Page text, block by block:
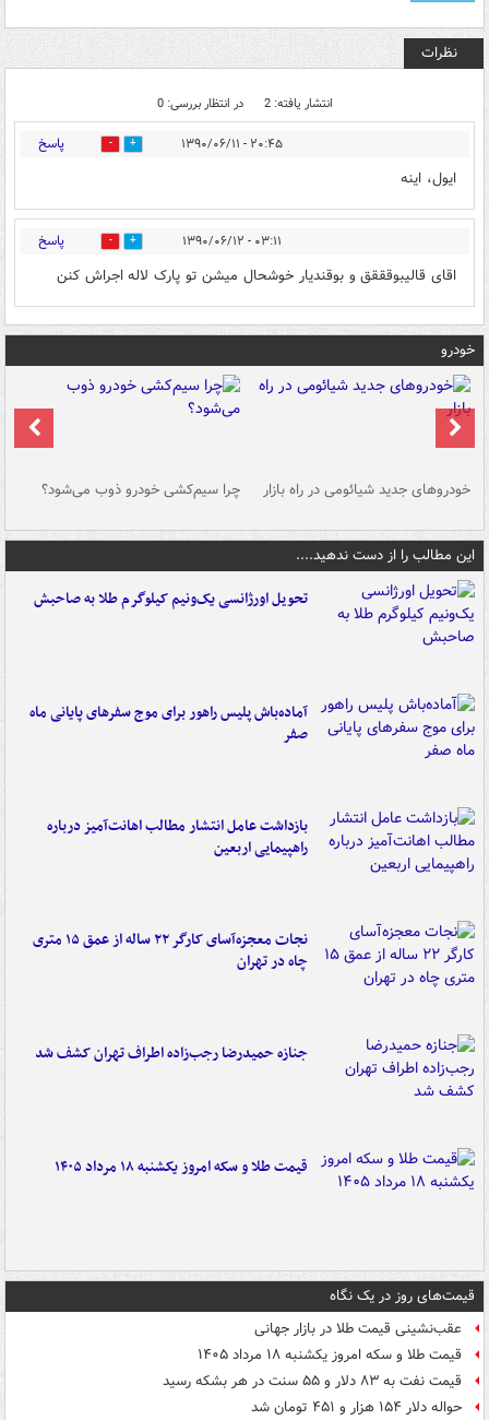
نظرات
انتشار یافته: 2 در انتظار بررسی: 0
۲۰:۴۵ - ۱۳۹۰/۰۶/۱۱ 0 پاسخ
ايول، اينه
۰۳:۱۱ - ۱۳۹۰/۰۶/۱۲ 0 پاسخ
اقای قالیبوقققق و بوقندیار خوشحال میشن تو پارک لاله اجراش کنن
خودرو
خودروهای جدید شیائومی در راه بازار چرا سیم‌کشی خودرو ذوب می‌شود؟
این مطالب را از دست ندهید....
تحویل اورژانسی یک‌ونیم کیلوگرم طلا به صاحبش
آماده‌باش پلیس راهور برای موج سفرهای پایانی ماه
صفر
بازداشت عامل انتشار مطالب اهانت‌آمیز درباره
راهپیمایی اربعین
نجات معجزه‌آسای کارگر ۲۲ ساله از عمق ۱۵ متری
چاه در تهران
جنازه حمیدرضا رجب‌زاده اطراف تهران کشف شد
قیمت طلا و سکه امروز یکشنبه ۱۸ مرداد ۱۴۰۵
قیمت‌های روز در یک نگاه
عقب‌نشینی قیمت طلا در بازار جهانی
قیمت طلا و سکه امروز یکشنبه ۱۸ مرداد ۱۴۰۵
قیمت نفت به ۸۳ دلار و ۵۵ سنت در هر بشکه رسید
حواله دلار ۱۵۴ هزار و ۴۵۱ تومان شد